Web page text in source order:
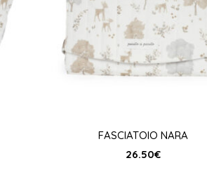
FASCIATOIO NARA
26.50€